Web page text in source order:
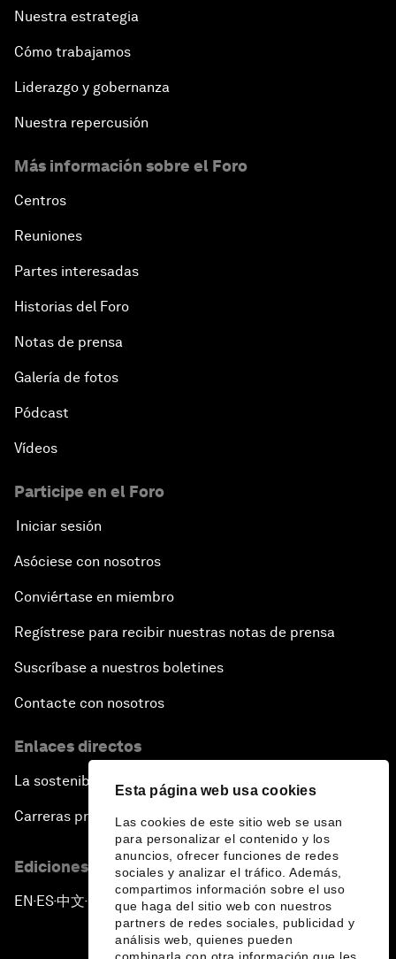
Esta página web usa cookies
Las cookies de este sitio web se usan
para personalizar el contenido y los
anuncios, ofrecer funciones de redes
sociales y analizar el tráfico. Además,
compartimos información sobre el uso
que haga del sitio web con nuestros
partners de redes sociales, publicidad y
análisis web, quienes pueden
Nuestra estrategia
Cómo trabajamos
Liderazgo y gobernanza
Nuestra repercusión
Más información sobre el Foro
Centros
Reuniones
Partes interesadas
Historias del Foro
Notas de prensa
Galería de fotos
Pódcast
Vídeos
Participe en el Foro
Iniciar sesión
Asóciese con nosotros
Conviértase en miembro
Regístrese para recibir nuestras notas de prensa
Suscríbase a nuestros boletines
Contacte con nosotros
Enlaces directos
La sostenibilidad en el Foro
Carreras profesionales
Ediciones en otros idiomas
EN ▪ES▪中文▪ 日本語